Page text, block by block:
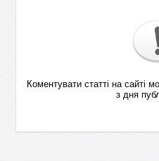
Коментувати статті на сайті
з дня